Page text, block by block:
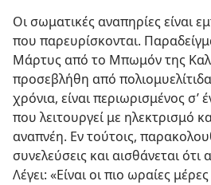
Οι σωματικές αναπηρίες είναι
που παρευρίσκονται.
Μάρτυς από το Μπωμόν της
προσεβλήθη από
χρόνια, είναι περιωρισμένος σ’
που λειτουργεί με ηλεκτρισμό
αναπνέη. Εν τούτοις,
συνελεύσεις και αισθάνεται ότι
Λέγει: «Είναι οι πιο ωραίες